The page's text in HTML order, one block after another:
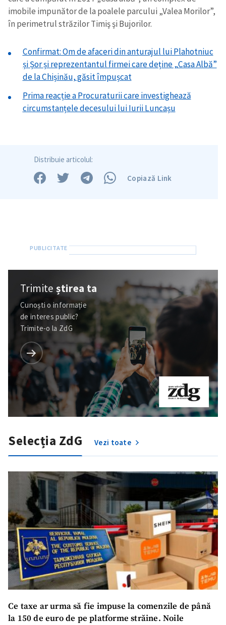
imobile impunător de la poalele parcului „Valea Morilor”,
în perimetrul străzilor Timiş şi Bujorilor.
Confirmat: Om de afaceri din anturajul lui Plahotniuc
și Șor și reprezentantul firmei care deține „Casa Albă”
de la Chișinău, găsit împușcat
Prima reacție a Procuraturii care investighează
circumstanțele decesului lui Iurii Luncașu
Distribuie articolul:
Copiază Link
Trimiteștirea ta
Cunoști o informație
de interes public?
Trimite-o la ZdG
Selecția ZdG Vezi toate
Ce taxe ar urma să fie impuse la comenzile de până
la 150 de euro de pe platforme străine. Noile